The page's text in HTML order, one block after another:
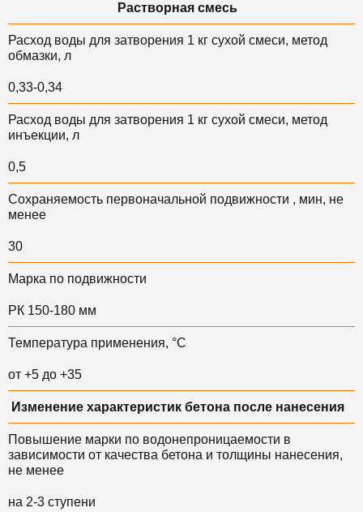
Растворная смесь
Расход воды для затворения 1 кг сухой смеси, метод
обмазки, л
0,33-0,34
Расход воды для затворения 1 кг сухой смеси, метод
инъекции, л
0,5
Сохраняемость первоначальной подвижности , мин, не
менее
30
Марка по подвижности
РК 150-180 мм
Температура применения, °С
от +5 до +35
Изменение характеристик бетона после нанесения
Повышение марки по водонепроницаемости в
зависимости от качества бетона и толщины нанесения,
не менее
на 2-3 ступени